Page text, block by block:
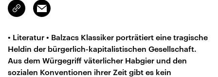
Link
kopieren/teilen
Email
• Literatur • Balzacs Klassiker porträtiert eine tragische
Heldin der bürgerlich-kapitalistischen Gesellschaft.
Aus dem Würgegriff väterlicher Habgier und den
sozialen Konventionen ihrer Zeit gibt es kein